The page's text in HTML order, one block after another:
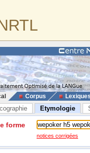
Corpus
Etymologie
forme
notices corrigées